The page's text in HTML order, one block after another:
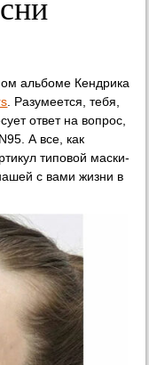
альбоме Кендрика
. Разумеется, тебя,
ответ на вопрос,
А все, как
типовой маски-
с вами жизни в